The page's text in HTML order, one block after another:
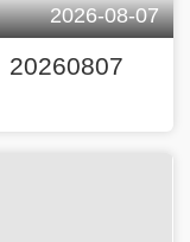
2026-08-07
20260807